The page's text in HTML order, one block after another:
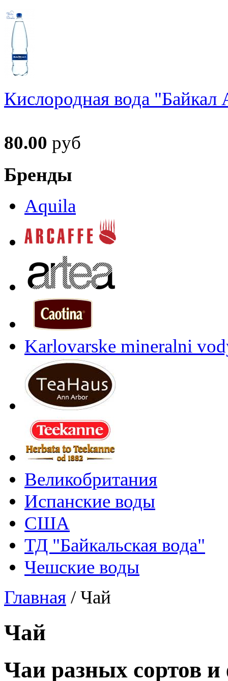
Кислородная вода "Байкал
80.00 руб
Бренды
Aquila
Karlovarske mineralni
Великобритания
Испанские воды
США
ТД "Байкальская вода"
Чешские воды
Главная /Чай
Чай
Чаи разных сортов и